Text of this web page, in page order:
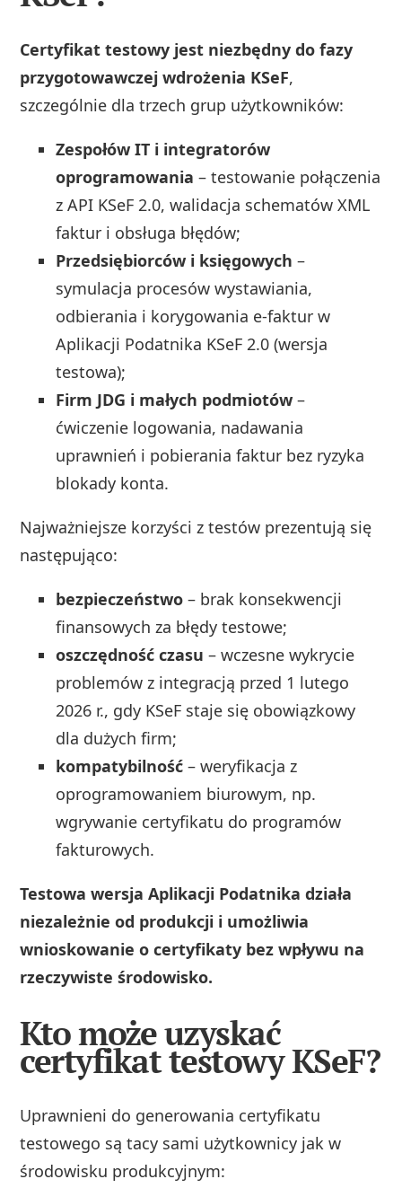
Certyfikat testowy jest niezbędny do fazy
przygotowawczej wdrożenia KSeF,
szczególnie dla trzech grup użytkowników:
Zespołów IT i integratorów
oprogramowania – testowanie połączenia
z API KSeF 2.0, walidacja schematów XML
faktur i obsługa błędów;
Przedsiębiorców i księgowych –
symulacja procesów wystawiania,
odbierania i korygowania e-faktur w
Aplikacji Podatnika KSeF 2.0 (wersja
testowa);
Firm JDG i małych podmiotów –
ćwiczenie logowania, nadawania
uprawnień i pobierania faktur bez ryzyka
blokady konta.
Najważniejsze korzyści z testów prezentują się
następująco:
bezpieczeństwo – brak konsekwencji
finansowych za błędy testowe;
oszczędność czasu – wczesne wykrycie
problemów z integracją przed 1 lutego
2026 r., gdy KSeF staje się obowiązkowy
dla dużych firm;
kompatybilność – weryfikacja z
oprogramowaniem biurowym, np.
wgrywanie certyfikatu do programów
fakturowych.
Testowa wersja Aplikacji Podatnika działa
niezależnie od produkcji i umożliwia
wnioskowanie o certyfikaty bez wpływu na
rzeczywiste środowisko.
Kto może uzyskać
certyfikat testowy KSeF?
Uprawnieni do generowania certyfikatu
testowego są tacy sami użytkownicy jak w
środowisku produkcyjnym: